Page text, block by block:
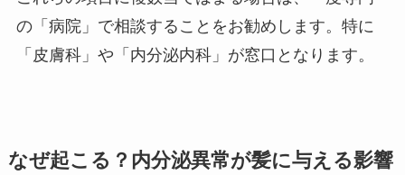
の「病院」で相談することをお勧めします。特に
「皮膚科」や「内分泌内科」が窓口となります。
なぜ起こる？内分泌異常が髪に与える影響